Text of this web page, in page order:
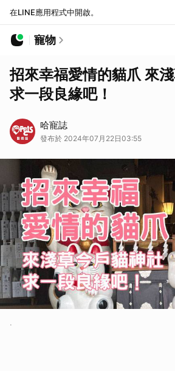
在LINE應用程式中開啟。
寵物
招來幸福愛情的貓爪 來
求一段良緣吧！
哈寵誌
發布於 2024年07月22日03:55
.